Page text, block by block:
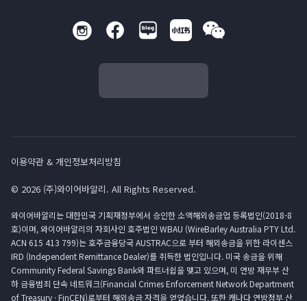
이용약관 & 개인정보처리방침
© 2026 (주)와이어바알리. All Rights Reserved.
와이어바알리는 대한민국 기획재정부에서 승인한 소액해외송금업 등록법인(2018-8
호)이며, 와이어바알리의 자회사인 호주법인 WBAU (WireBarley Australia PTY Ltd.
ACN 615 413 799)는 호주금융당국 AUSTRAC으로 부터 해외송금을 위한 라이센스
IRD (Independent Remittance Dealer)를 취득한 법인입니다. 미국 송금을 위해
Community Federal Savings Bank와 파트너쉽을 맺고 있으며, 미 연방 재무부 산
하 금융범죄 단속 네트워크(Financial Crimes Enforcement Network Department
of Treasury · FinCEN)로부터 해외송금 자격을 얻었습니다. 또한 캐나다 연방정부 산